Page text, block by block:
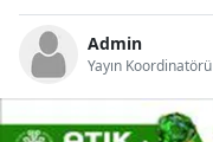
Admin
Yayın Koordinatörü